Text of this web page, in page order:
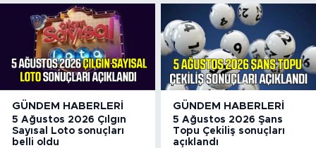
GÜNDEM HABERLERI
5 Ağustos 2026 Çılgın
Sayısal Loto sonuçları
belli oldu
GÜNDEM HABERLERI
5 Ağustos 2026 Şans
Topu Çekiliş sonuçları
açıklandı